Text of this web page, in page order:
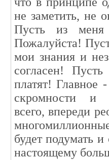
не заметить, не
Пусть из меня
Пожалуйста!
мои знания и
согласен!
платят! Главное
скромности и
всего, впереди
будет подумать
настоящему